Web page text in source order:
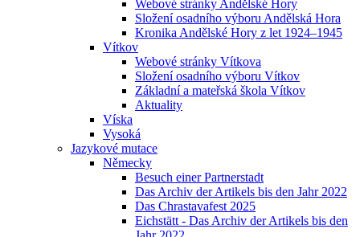
Webové stránky Andělské Hory
Složení osadního výboru Andělská Hora
Kronika Andělské Hory z let 1924–1945
Vítkov
Webové stránky Vítkova
Složení osadního výboru Vítkov
Základní a mateřská škola Vítkov
Aktuality
Víska
Vysoká
Jazykové mutace
Německy
Besuch einer Partnerstadt
Das Archiv der Artikels bis den Jahr 2022
Das Chrastavafest 2025
Eichstätt - Das Archiv der Artikels bis den